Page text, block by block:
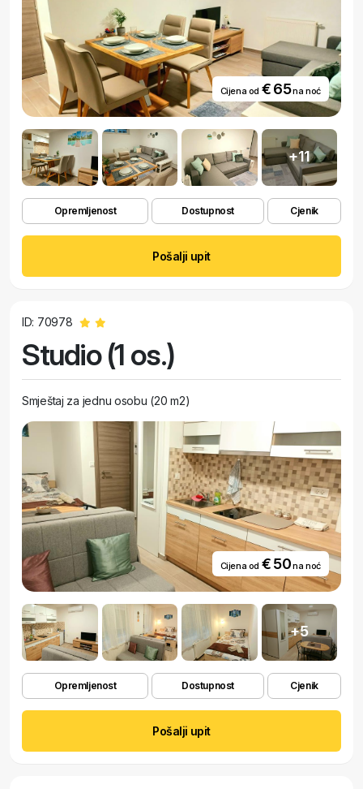
Cijena od € 65na noć
+11
Opremljenost Dostupnost Cjenik
Pošalji upit
ID: 70978
Studio (1 os.)
Smještaj za jednu osobu (20 m2)
Cijena od € 50na noć
+5
Opremljenost Dostupnost Cjenik
Pošalji upit